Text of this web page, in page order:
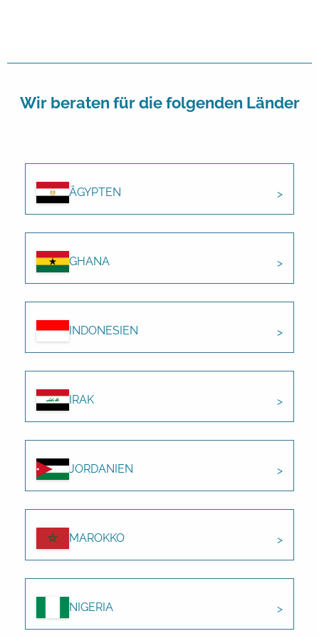
Wir beraten für die folgenden Länder
ÄGYPTEN
GHANA
INDONESIEN
IRAK
JORDANIEN
MAROKKO
NIGERIA